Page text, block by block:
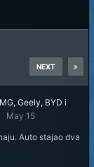
NEXT
Geely, BYD i
May 15
Auto stajao dva